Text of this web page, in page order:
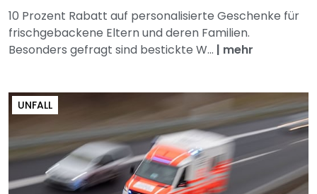
10 Prozent Rabatt auf personalisierte Geschenke für
frischgebackene Eltern und deren Familien.
Besonders gefragt sind bestickte W... | mehr
UNFALL